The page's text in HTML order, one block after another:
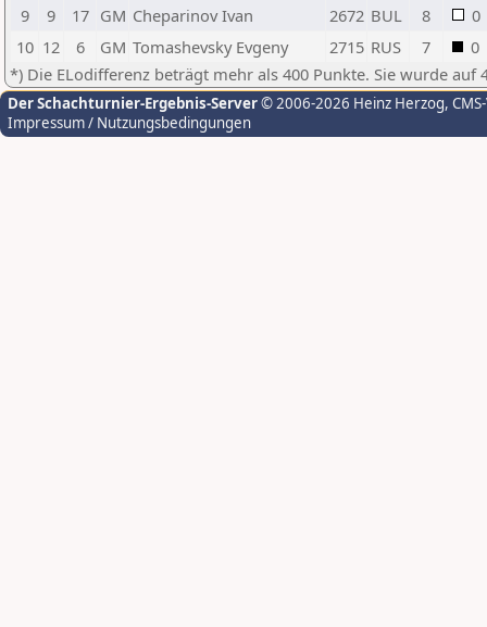
9
9 17 GM Cheparinov Ivan 2672 BUL 8
0
10 12 6 GM Tomashevsky Evgeny 2715 RUS 7
0
*) Die ELodifferenz beträgt mehr als 400 Punkte. Sie wurde auf
Der Schachturnier-Ergebnis-Server© 2006-2026 Heinz Herzog,
Impressum / Nutzungsbedingungen